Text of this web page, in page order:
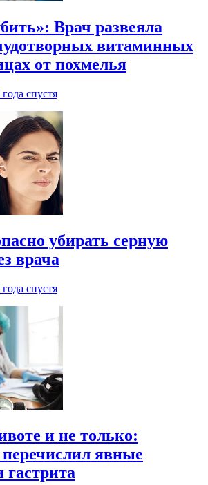
Врач развеяла
витаминных
от похмелья
года спустя
убирать серную
врача
года спустя
и не только:
перечислил явные
гастрита